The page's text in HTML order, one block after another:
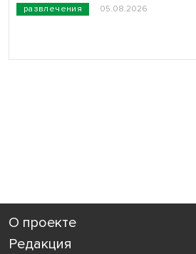
развлечения 05.08.2026
О проекте
Редакция